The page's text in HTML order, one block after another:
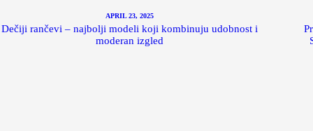
APRIL 23, 2025
Dečiji rančevi – najbolji modeli koji kombinuju udobnost i
moderan izgled